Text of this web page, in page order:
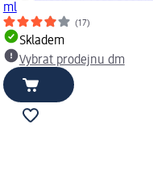
ml
(17)
Skladem
Vybrat prodejnu dm